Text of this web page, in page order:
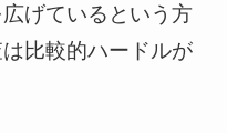
げているという方
比較的ハードルが